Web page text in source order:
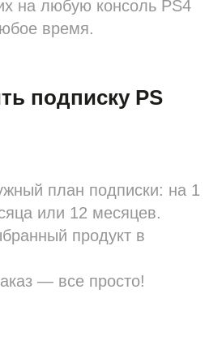
на любую консоль PS4
время.
подписку PS
план подписки: на 1
или 12 месяцев.
продукт в
— все просто!